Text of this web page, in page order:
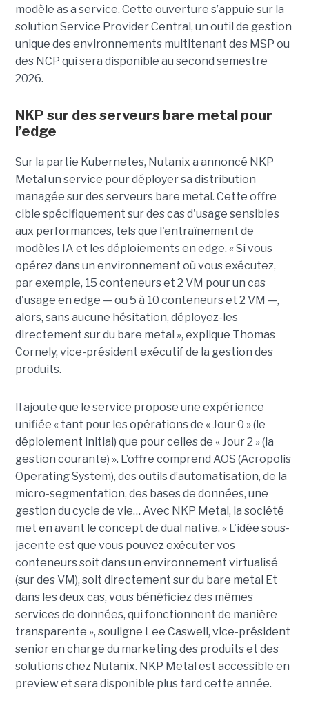
modèle as a service. Cette ouverture s’appuie sur la
solution Service Provider Central, un outil de gestion
unique des environnements multitenant des MSP ou
des NCP qui sera disponible au second semestre
2026.
NKP sur des serveurs bare metal pour
l’edge
Sur la partie Kubernetes, Nutanix a annoncé NKP
Metal un service pour déployer sa distribution
managée sur des serveurs bare metal. Cette offre
cible spécifiquement sur des cas d'usage sensibles
aux performances, tels que l'entraînement de
modèles IA et les déploiements en edge. « Si vous
opérez dans un environnement où vous exécutez,
par exemple, 15 conteneurs et 2 VM pour un cas
d'usage en edge — ou 5 à 10 conteneurs et 2 VM —,
alors, sans aucune hésitation, déployez-les
directement sur du bare metal », explique Thomas
Cornely, vice-président exécutif de la gestion des
produits.
Il ajoute que le service propose une expérience
unifiée « tant pour les opérations de « Jour 0 » (le
déploiement initial) que pour celles de « Jour 2 » (la
gestion courante) ». L’offre comprend AOS (Acropolis
Operating System), des outils d’automatisation, de la
micro-segmentation, des bases de données, une
gestion du cycle de vie… Avec NKP Metal, la société
met en avant le concept de dual native. « L'idée sous-
jacente est que vous pouvez exécuter vos
conteneurs soit dans un environnement virtualisé
(sur des VM), soit directement sur du bare metal Et
dans les deux cas, vous bénéficiez des mêmes
services de données, qui fonctionnent de manière
transparente », souligne Lee Caswell, vice-président
senior en charge du marketing des produits et des
solutions chez Nutanix. NKP Metal est accessible en
preview et sera disponible plus tard cette année.